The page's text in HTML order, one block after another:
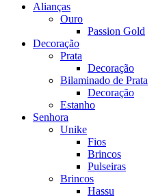
Alianças
Ouro
Passion Gold
Decoração
Prata
Decoração
Bilaminado de Prata
Decoração
Estanho
Senhora
Unike
Fios
Brincos
Pulseiras
Brincos
Hassu